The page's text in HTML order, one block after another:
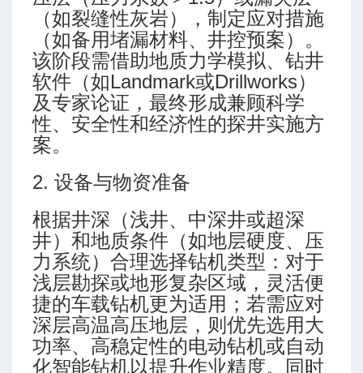
量推荐
（如裂缝性灰岩），制定应对措施
（如备用堵漏材料、井控预案）。
该阶段需借助地质力学模拟、钻井
软件（如Landmark或Drillworks）
及专家论证，最终形成兼顾科学
性、安全性和经济性的探井实施方
案。
2. 设备与物资准备
根据井深（浅井、中深井或超深
井）和地质条件（如地层硬度、压
力系统）合理选择钻机类型：对于
浅层勘探或地形复杂区域，灵活便
捷的车载钻机更为适用；若需应对
深层高温高压地层，则优先选用大
功率、高稳定性的电动钻机或自动
化智能钻机以提升作业精度。同时